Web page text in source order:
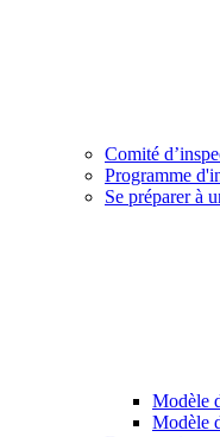
Comité
Programme
Se préparer à
Modèle
Modèle